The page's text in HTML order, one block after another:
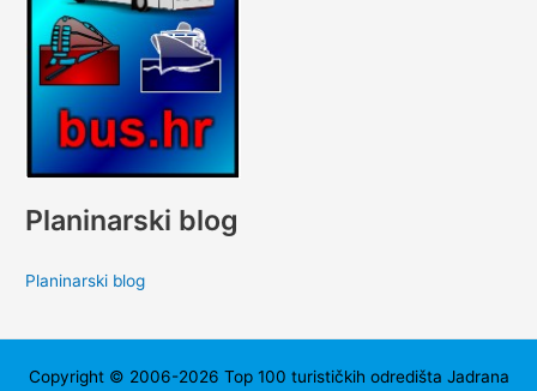
Planinarski blog
Planinarski blog
Copyright © 2006-2026 Top 100 turističkih odredišta Jadrana